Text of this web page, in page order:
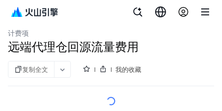
镜像仓库
计费项
远端代理仓回源流量费用
复制全文 我的收藏